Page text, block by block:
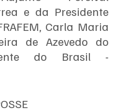
e da Presidente
Carla Maria
de Azevedo do
do Brasil -